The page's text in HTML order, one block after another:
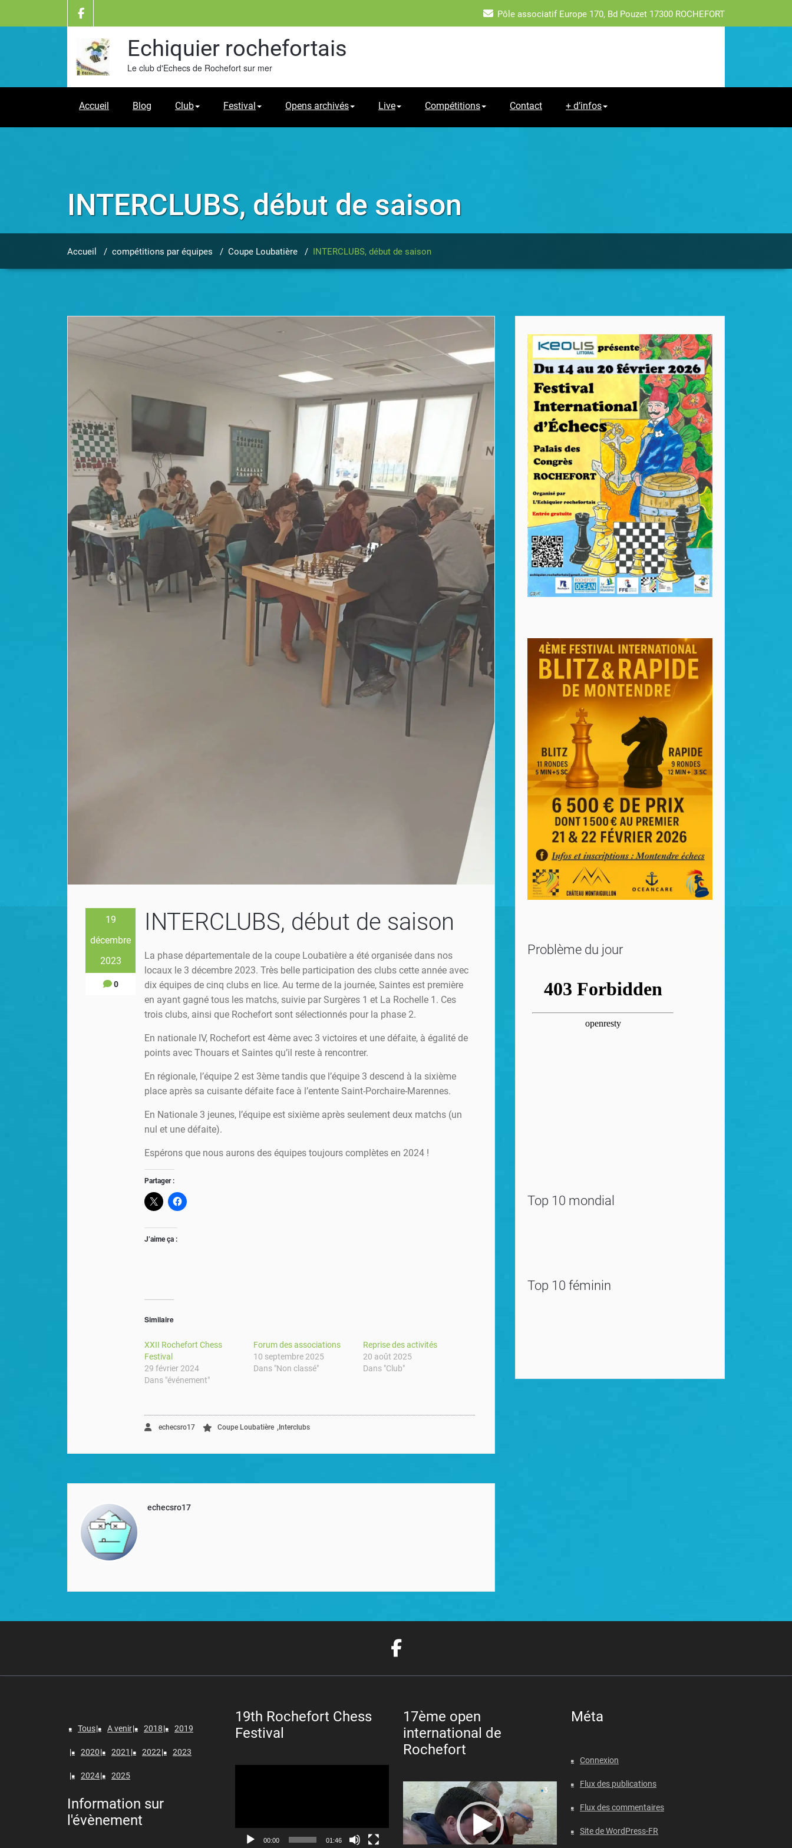
content
Pôle associatif Europe 170, Bd Pouzet 17300 ROCHEFORT
Echiquier rochefortais
Le club d'Echecs de Rochefort sur mer
Accueil Blog Club Festival Opens archivés Live Compétitions Contact + d’infos
INTERCLUBS, début de saison
Accueil / compétitions par équipes / Coupe Loubatière / INTERCLUBS, début de saison
19
décembre
2023
0
INTERCLUBS, début de saison
La phase départementale de la coupe Loubatière a été organisée dans nos
locaux le 3 décembre 2023. Très belle participation des clubs cette année avec
dix équipes de cinq clubs en lice. Au terme de la journée, Saintes est première
en ayant gagné tous les matchs, suivie par Surgères 1 et La Rochelle 1. Ces
trois clubs, ainsi que Rochefort sont sélectionnés pour la phase 2.
En nationale IV, Rochefort est 4ème avec 3 victoires et une défaite, à égalité de
points avec Thouars et Saintes qu’il reste à rencontrer.
En régionale, l’équipe 2 est 3ème tandis que l’équipe 3 descend à la sixième
place après sa cuisante défaite face à l’entente Saint-Porchaire-Marennes.
En Nationale 3 jeunes, l’équipe est sixième après seulement deux matchs (un
nul et une défaite).
Espérons que nous aurons des équipes toujours complètes en 2024 !
Partager :
J’aime ça :
Similaire
XXII Rochefort Chess
Festival
29 février 2024
Dans "événement"
Forum des associations
10 septembre 2025
Dans "Non classé"
Reprise des activités
20 août 2025
Dans "Club"
echecsro17 Coupe Loubatière , Interclubs
echecsro17
Problème du jour
Top 10 mondial
Top 10 féminin
Tous A venir 2018 2019
2020 2021 2022 2023
2024 2025
Information sur
l'évènement
19th Rochefort Chess
Festival
00:00 01:46
17ème open
international de
Rochefort
Lecteur
vidéo
Méta
Connexion
Flux des publications
Flux des commentaires
Site de WordPress-FR